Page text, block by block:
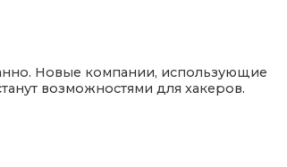
Новые компании, использующие
возможностями для хакеров.